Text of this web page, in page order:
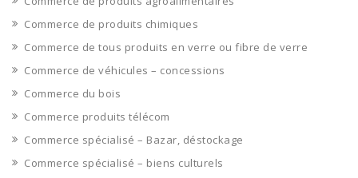
Commerce de produits chimiques
Commerce de tous produits en verre ou fibre de verre
Commerce de véhicules – concessions
Commerce du bois
Commerce produits télécom
Commerce spécialisé – Bazar, déstockage
Commerce spécialisé – biens culturels